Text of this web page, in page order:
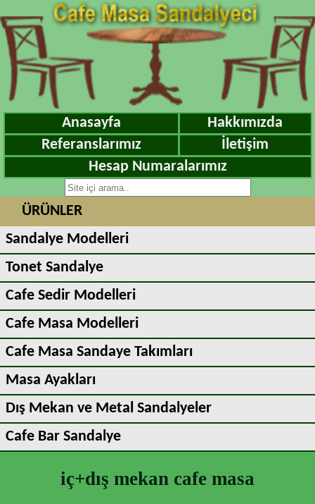
Anasayfa
Hakkımızda
Referanslarımız
İletişim
Hesap Numaralarımız
ÜRÜNLER
Sandalye Modelleri
Tonet Sandalye
Cafe Sedir Modelleri
Cafe Masa Modelleri
Cafe Masa Sandaye Takımları
Masa Ayakları
Dış Mekan ve Metal Sandalyeler
Cafe Bar Sandalye
iç+dış mekan cafe masa